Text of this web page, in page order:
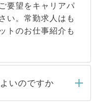
要望をキャリアパ
い。常勤求人はも
トのお仕事紹介も
いのですか